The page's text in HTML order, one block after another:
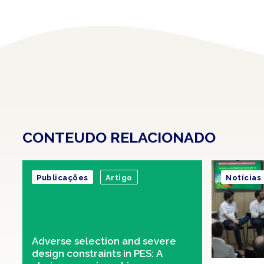
CONTEUDO RELACIONADO
Adverse selection and severe
design constraints in PES: A
Publicações Artigo Notícias